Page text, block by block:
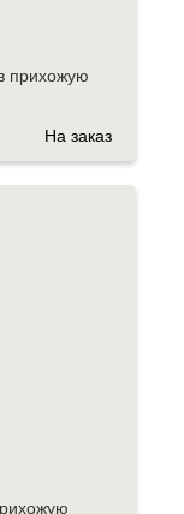
прихожую
На заказ